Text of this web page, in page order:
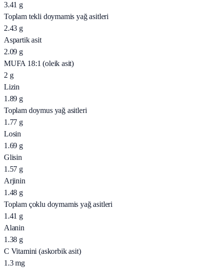
3.41 g
Toplam tekli doymamis yağ asitleri
2.43 g
Aspartik asit
2.09 g
MUFA 18:1 (oleik asit)
2 g
Lizin
1.89 g
Toplam doymus yağ asitleri
1.77 g
Losin
1.69 g
Glisin
1.57 g
Arjinin
1.48 g
Toplam çoklu doymamis yağ asitleri
1.41 g
Alanin
1.38 g
C Vitamini (askorbik asit)
1.3 mg